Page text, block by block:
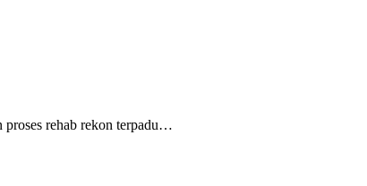
proses rehab rekon terpadu…